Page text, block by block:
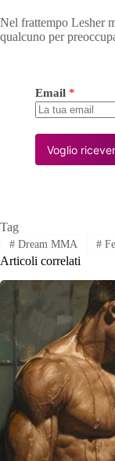
Nel frattempo Lesher
qualcuno per
Email *
Voglio
Tag
#Dream MMA #
Articoli correlati